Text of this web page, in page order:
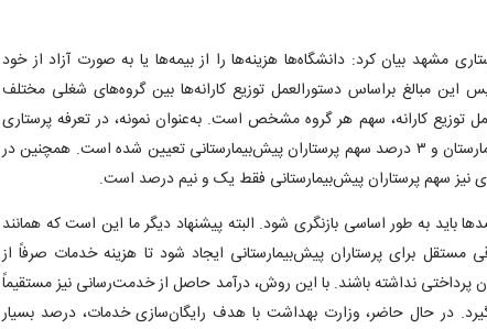
مشهد بیان کرد: دانشگاه‌ها هزینه‌ها را از بیمه‌ها یا به صورت آزاد از خود
این مبالغ براساس دستورالعمل توزیع‌ کارانه‌ها بین گروه‌های شغلی مختلف
توزیع کارانه، سهم هر گروه مشخص است. به‌عنوان نمونه، در تعرفه پرستاری
۸۵ درصد سهم پرستاران بیمارستان و ۳ درصد سهم پرستاران پیش‌بیمارستانی تعیین شده است. همچنین در
سهم پرستاران پیش‌بیمارستانی فقط یک و نیم درصد است.
باید به طور اساسی بازنگری شود. البته پیشنهاد دیگر ما این است که همانند
مستقل برای پرستاران پیش‌بیمارستانی ایجاد شود تا هزینه خدمات صرفاً از
پرداختی نداشته باشند. با این روش، درآمد حاصل از خدمت‌رسانی نیز مستقیماً
در حال حاضر، وزارت بهداشت با هدف رایگان‌سازی خدمات، درصد بسیار